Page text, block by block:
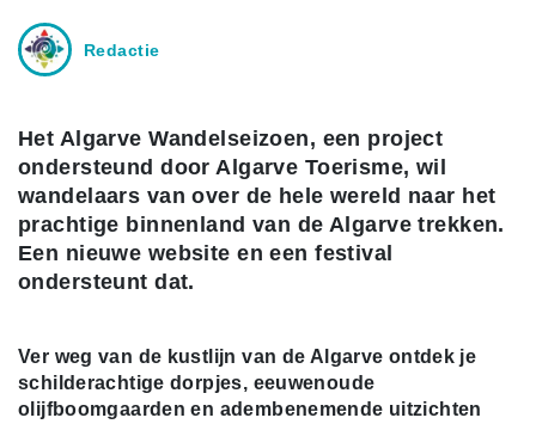
Redactie
Het Algarve Wandelseizoen, een project
ondersteund door Algarve Toerisme, wil
wandelaars van over de hele wereld naar het
prachtige binnenland van de Algarve trekken.
Een nieuwe website en een festival
ondersteunt dat.
Ver weg van de kustlijn van de Algarve ontdek je
schilderachtige dorpjes, eeuwenoude
olijfboomgaarden en adembenemende uitzichten